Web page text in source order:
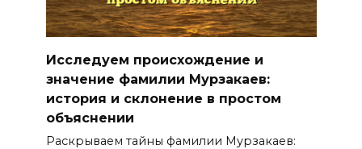
Исследуем происхождение и
значение фамилии Мурзакаев:
история и склонение в простом
объяснении
Раскрываем тайны фамилии Мурзакаев: